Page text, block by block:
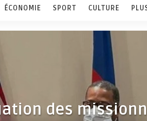
ÉCONOMIE SPORT CULTURE
des